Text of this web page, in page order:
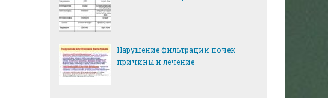
Нарушение фильтрации почек
причины и лечение